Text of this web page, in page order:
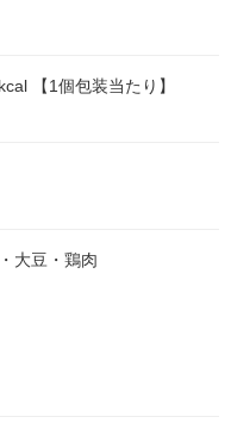
【1個包装当たり】
大豆・鶏肉